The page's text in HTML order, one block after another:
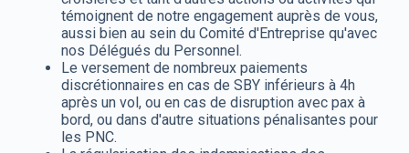
témoignent de notre engagement auprès de vous,
aussi bien au sein du Comité d'Entreprise qu'avec
nos Délégués du Personnel.
Le versement de nombreux paiements
discrétionnaires en cas de SBY inférieurs à 4h
après un vol, ou en cas de disruption avec pax à
bord, ou dans d'autre situations pénalisantes pour
les PNC.